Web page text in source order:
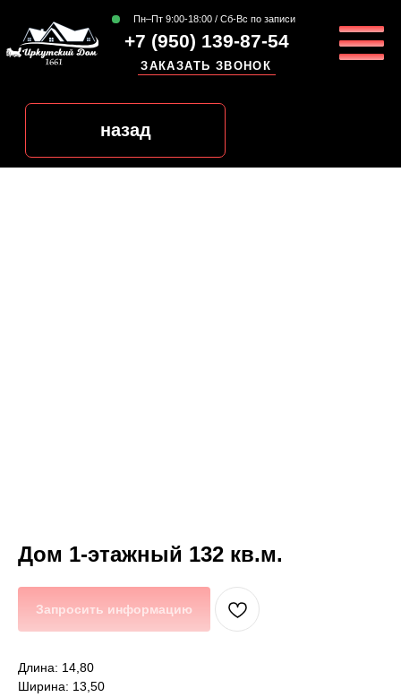
+7 (950) 139-87-54
ЗАКАЗАТЬ ЗВОНОК
Дом 1-этажный 132 кв.м.
Запросить информацию
Длина: 14,80
Ширина: 13,50